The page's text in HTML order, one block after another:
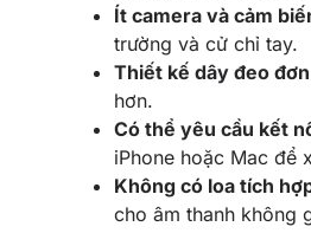
Ít camera và cảm
trường và cử chỉ tay.
Thiết kế dây đeo
hơn.
Có thể yêu cầu kết
iPhone hoặc Mac để
Không có loa tích
cho âm thanh không